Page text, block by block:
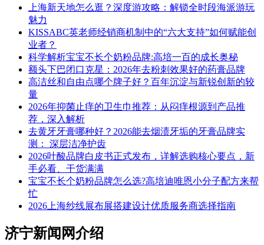
上海新天地怎么逛？深度游攻略：解锁全时段海派游玩
魅力
KISSABC英老师经销商机制中的“六大支持”如何赋能创
业者？
科学解析宝宝不长个奶粉品牌:高培一百的成长奥秘
额头下巴闭口克星：2026年去粉刺效果好的药膏品牌
高洁丝和自由点哪个牌子好？百年沉淀与新锐创新的较
量
2026年抑菌止痒的卫生巾推荐：从闷痒根源到产品推
荐，深入解析
去黄牙牙膏哪种好？2026能去烟渍牙垢的牙膏品牌实
测： 深层洁净护齿
2026叶酸品牌白皮书正式发布，详解选购核心要点，新
手必看、干货满满
宝宝不长个奶粉品牌怎么选?高培迪唯恩小分子配方来帮
忙
2026上海纱线展布展搭建设计优质服务商选择指南
济宁新闻网介绍